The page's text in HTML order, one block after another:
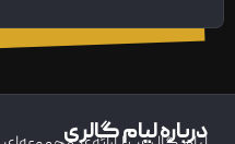
درباره لیام گالری